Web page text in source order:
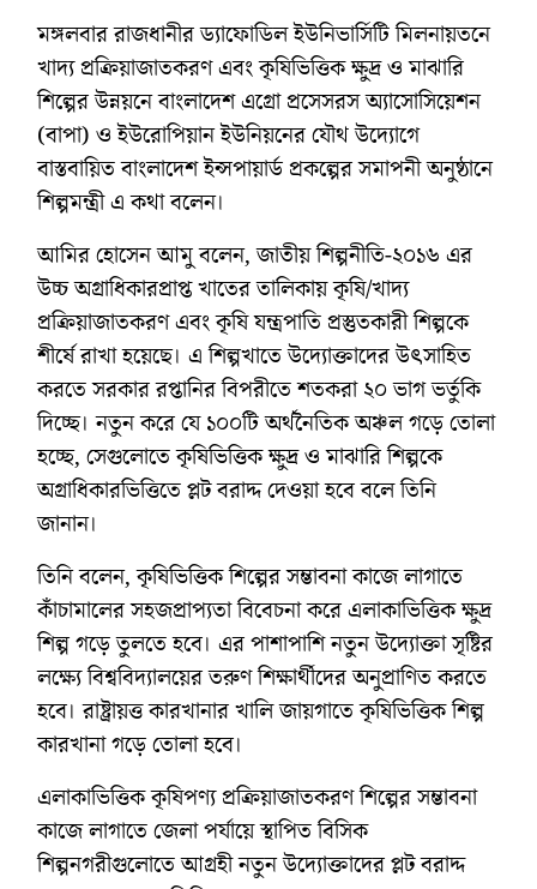
মঙ্গলবার রাজধানীর ড্যাফোডিল ইউনিভার্সিটি মিলনায়তনে
খাদ্য প্রক্রিয়াজাতকরণ এবং কৃষিভিত্তিক ক্ষুদ্র ও মাঝারি
শিল্পের উন্নয়নে বাংলাদেশ এগ্রো প্রসেসরস অ্যাসোসিয়েশন
(বাপা) ও ইউরোপিয়ান ইউনিয়নের যৌথ উদ্যোগে
বাস্তবায়িত বাংলাদেশ ইন্সপায়ার্ড প্রকল্পের সমাপনী অনুষ্ঠানে
শিল্পমন্ত্রী এ কথা বলেন।
আমির হোসেন আমু বলেন, জাতীয় শিল্পনীতি-২০১৬ এর
উচ্চ অগ্রাধিকারপ্রাপ্ত খাতের তালিকায় কৃষি/খাদ্য
প্রক্রিয়াজাতকরণ এবং কৃষি যন্ত্রপাতি প্রস্তুতকারী শিল্পকে
শীর্ষে রাখা হয়েছে। এ শিল্পখাতে উদ্যোক্তাদের উৎসাহিত
করতে সরকার রপ্তানির বিপরীতে শতকরা ২০ ভাগ ভর্তুকি
দিচ্ছে। নতুন করে যে ১০০টি অর্থনৈতিক অঞ্চল গড়ে তোলা
হচ্ছে, সেগুলোতে কৃষিভিত্তিক ক্ষুদ্র ও মাঝারি শিল্পকে
অগ্রাধিকারভিত্তিতে প্লট বরাদ্দ দেওয়া হবে বলে তিনি
জানান।
তিনি বলেন, কৃষিভিত্তিক শিল্পের সম্ভাবনা কাজে লাগাতে
কাঁচামালের সহজপ্রাপ্যতা বিবেচনা করে এলাকাভিত্তিক ক্ষুদ্র
শিল্প গড়ে তুলতে হবে। এর পাশাপাশি নতুন উদ্যোক্তা সৃষ্টির
লক্ষ্যে বিশ্ববিদ্যালয়ের তরুণ শিক্ষার্থীদের অনুপ্রাণিত করতে
হবে। রাষ্ট্রায়ত্ত কারখানার খালি জায়গাতে কৃষিভিত্তিক শিল্প
কারখানা গড়ে তোলা হবে।
এলাকাভিত্তিক কৃষিপণ্য প্রক্রিয়াজাতকরণ শিল্পের সম্ভাবনা
কাজে লাগাতে জেলা পর্যায়ে স্থাপিত বিসিক
শিল্পনগরীগুলোতে আগ্রহী নতুন উদ্যোক্তাদের প্লট বরাদ্দ